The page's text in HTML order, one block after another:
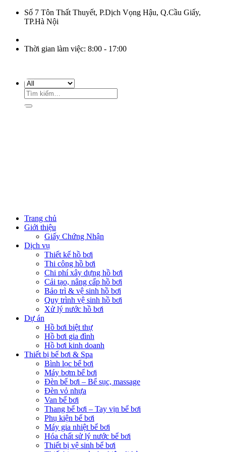
Số 7 Tôn Thất Thuyết, P.Dịch Vọng Hậu, Q.Cầu Giấy,
TP.Hà Nội
Thời gian làm việc: 8:00 - 17:00
Tìm
kiếm:
Trang chủ
Giới thiệu
Giấy Chứng Nhận
Dịch vụ
Thiết kế hồ bơi
Thi công hồ bơi
Chi phí xây dựng hồ bơi
Cải tạo, nâng cấp hồ bơi
Bảo trì & vệ sinh hồ bơi
Quy trình vệ sinh hồ bơi
Xử lý nước hồ bơi
Dự án
Hồ bơi biệt thự
Hồ bơi gia đình
Hồ bơi kinh doanh
Thiết bị bể bơi & Spa
Bình lọc bể bơi
Máy bơm bể bơi
Đèn bể bơi – Bể sục, massage
Đèn vỏ nhựa
Van bể bơi
Thang bể bơi – Tay vịn bể bơi
Phụ kiện bể bơi
Máy gia nhiệt bể bơi
Hóa chất sử lý nước bể bơi
Thiết bị vệ sinh bể bơi